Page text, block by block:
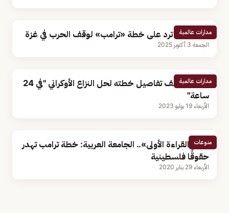
مدارات عالمية
«حماس» ترد على خطة «ترامب» لوقف الحرب في غزة
الجمعة 3 أكتوبر 2025
مدارات عالمية
ترامب يكشف تفاصيل خطته لحل النزاع الأوكراني "في 24
ساعة"
الأربعاء 19 يوليو 2023
منوعات
بعد «القراءة الأولى».. الجامعة العربية: خطة ترامب تهدر
حقوقًا فلسطينية
الأربعاء 29 يناير 2020